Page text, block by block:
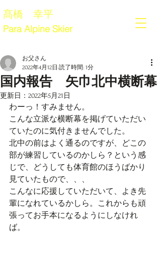
髙橋 幸平
Para Alpine Skier
国内報告 矢巾北中横断幕
お父さん
2022年4月12日 読了時間: 1分
更新日： 2022年5月21日
わーっ！すみません。
こんな立派な横断幕を掲げていただい
ていたのに気付きませんでした。
北中の前はよく通るのですが、どこの
部が練習しているのかしら？という感
じで、どうしても体育館のほうばかり
見ていたもので、、、
こんなに応援していただいて、よき先
輩になれているかしら。これからも頑
張ってお手本になるようにしなけれ
ば。